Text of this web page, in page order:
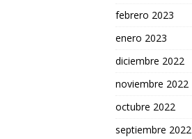
febrero 2023
enero 2023
diciembre 2022
noviembre 2022
octubre 2022
septiembre 2022